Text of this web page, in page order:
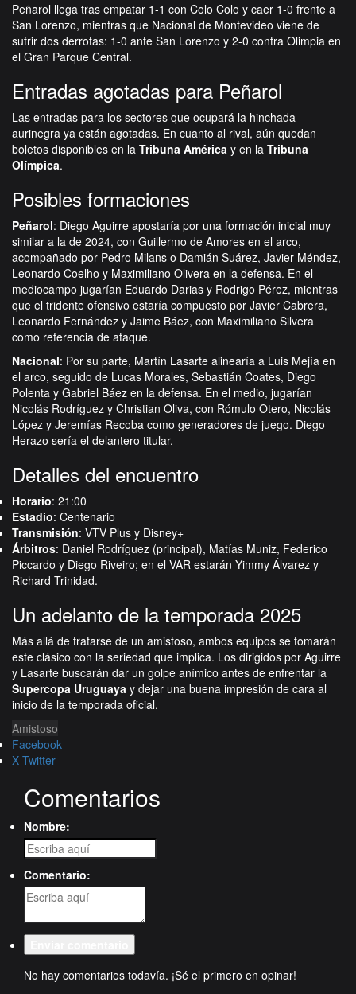
Peñarol llega tras empatar 1-1 con Colo Colo y caer 1-0 frente a
San Lorenzo, mientras que Nacional de Montevideo viene de
sufrir dos derrotas: 1-0 ante San Lorenzo y 2-0 contra Olimpia en
el Gran Parque Central.
Entradas agotadas para Peñarol
Las entradas para los sectores que ocupará la hinchada
aurinegra ya están agotadas. En cuanto al rival, aún quedan
boletos disponibles en la Tribuna América y en la Tribuna
Olímpica.
Posibles formaciones
Peñarol: Diego Aguirre apostaría por una formación inicial muy
similar a la de 2024, con Guillermo de Amores en el arco,
acompañado por Pedro Milans o Damián Suárez, Javier Méndez,
Leonardo Coelho y Maximiliano Olivera en la defensa. En el
mediocampo jugarían Eduardo Darias y Rodrigo Pérez, mientras
que el tridente ofensivo estaría compuesto por Javier Cabrera,
Leonardo Fernández y Jaime Báez, con Maximiliano Silvera
como referencia de ataque.
Nacional: Por su parte, Martín Lasarte alinearía a Luis Mejía en
el arco, seguido de Lucas Morales, Sebastián Coates, Diego
Polenta y Gabriel Báez en la defensa. En el medio, jugarían
Nicolás Rodríguez y Christian Oliva, con Rómulo Otero, Nicolás
López y Jeremías Recoba como generadores de juego. Diego
Herazo sería el delantero titular.
Detalles del encuentro
Horario: 21:00
Estadio: Centenario
Transmisión: VTV Plus y Disney+
Árbitros: Daniel Rodríguez (principal), Matías Muniz, Federico
Piccardo y Diego Riveiro; en el VAR estarán Yimmy Álvarez y
Richard Trinidad.
Un adelanto de la temporada 2025
Más allá de tratarse de un amistoso, ambos equipos se tomarán
este clásico con la seriedad que implica. Los dirigidos por Aguirre
y Lasarte buscarán dar un golpe anímico antes de enfrentar la
Supercopa Uruguaya y dejar una buena impresión de cara al
inicio de la temporada oficial.
Amistoso
Facebook
X Twitter
Comentarios
Nombre:
Comentario:
No hay comentarios todavía. ¡Sé el primero en opinar!